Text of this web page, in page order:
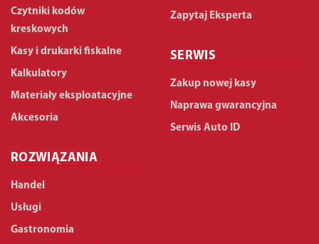
Czytniki kodów
kreskowych
Kasy i drukarki fiskalne
Kalkulatory
Materiały eksploatacyjne
Akcesoria
ROZWIĄZANIA
Handel
Usługi
Gastronomia
Zapytaj Eksperta
SERWIS
Zakup nowej kasy
Naprawa gwarancyjna
Serwis Auto ID